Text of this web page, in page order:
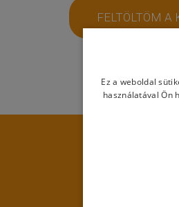
FELTÖLTÖM A
Ez a weboldal
használatával Ön